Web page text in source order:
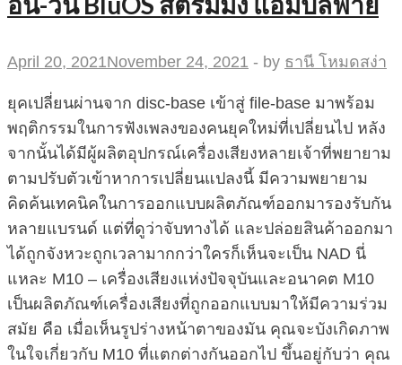
April 20, 2021November 24, 2021 - by ธานี โหมดสง่า
ยุคเปลี่ยนผ่านจาก disc-base เข้าสู่ file-base มาพร้อม
พฤติกรรมในการฟังเพลงของคนยุคใหม่ที่เปลี่ยนไป หลัง
จากนั้นได้มีผู้ผลิตอุปกรณ์เครื่องเสียงหลายเจ้าที่พยายาม
ตามปรับตัวเข้าหาการเปลี่ยนแปลงนี้ มีความพยายาม
คิดค้นเทคนิคในการออกแบบผลิตภัณฑ์ออกมารองรับกัน
หลายแบรนด์ แต่ที่ดูว่าจับทางได้ และปล่อยสินค้าออกมา
ได้ถูกจังหวะถูกเวลามากกว่าใครก็เห็นจะเป็น NAD นี่
แหละ M10 – เครื่องเสียงแห่งปัจจุบันและอนาคต M10
เป็นผลิตภัณฑ์เครื่องเสียงที่ถูกออกแบบมาให้มีความร่วม
สมัย คือ เมื่อเห็นรูปร่างหน้าตาของมัน คุณจะบังเกิดภาพ
ในใจเกี่ยวกับ M10 ที่แตกต่างกันออกไป ขึ้นอยู่กับว่า คุณ